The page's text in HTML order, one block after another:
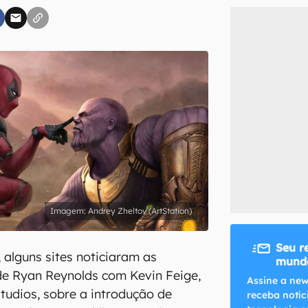
aceito e concordo com os Termos de Uso e Política de Privacidade do
Andrey Zheltov (ArtStation)
sites noticiaram as
Ryan Reynolds com Kevin Feige,
sobre a introdução de
Seu
Assine a
receba